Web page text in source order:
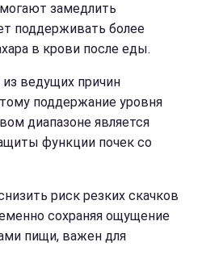
замедлить
поддерживать более
в крови после еды.
ведущих причин
поддержание уровня
диапазоне является
функции почек со
риск резких скачков
сохраняя ощущение
пищи, важен для